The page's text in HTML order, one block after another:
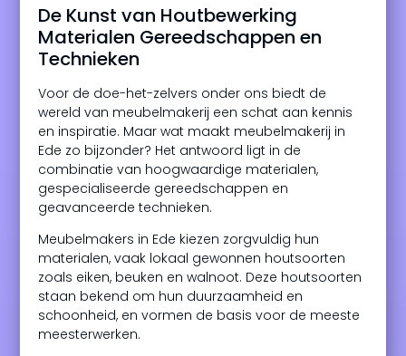
De Kunst van Houtbewerking
Materialen Gereedschappen en
Technieken
Voor de doe-het-zelvers onder ons biedt de
wereld van meubelmakerij een schat aan kennis
en inspiratie. Maar wat maakt meubelmakerij in
Ede zo bijzonder? Het antwoord ligt in de
combinatie van hoogwaardige materialen,
gespecialiseerde gereedschappen en
geavanceerde technieken.
Meubelmakers in Ede kiezen zorgvuldig hun
materialen, vaak lokaal gewonnen houtsoorten
zoals eiken, beuken en walnoot. Deze houtsoorten
staan bekend om hun duurzaamheid en
schoonheid, en vormen de basis voor de meeste
meesterwerken.